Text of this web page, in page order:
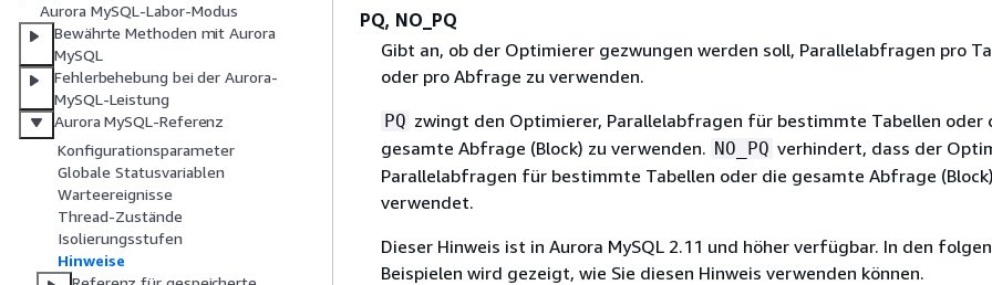
Aurora MySQL-Labor-Modus
Bewährte Methoden mit Aurora
MySQL
Fehlerbehebung bei der Aurora-
MySQL-Leistung
Aurora MySQL-Referenz
Konfigurationsparameter
Globale Statusvariablen
Warteereignisse
Thread-Zustände
Isolierungsstufen
Hinweise
PQ, NO_PQ
Gibt an, ob der Optimierer gezwungen werden soll, Parallelabfragen pro
oder pro Abfrage zu verwenden.
PQ zwingt den Optimierer, Parallelabfragen für bestimmte Tabellen oder
gesamte Abfrage (Block) zu verwenden. NO_PQ verhindert, dass der
Parallelabfragen für bestimmte Tabellen oder die gesamte Abfrage (Block)
verwendet.
Dieser Hinweis ist in Aurora MySQL 2.11 und höher verfügbar. In den
Beispielen wird gezeigt, wie Sie diesen Hinweis verwenden können.